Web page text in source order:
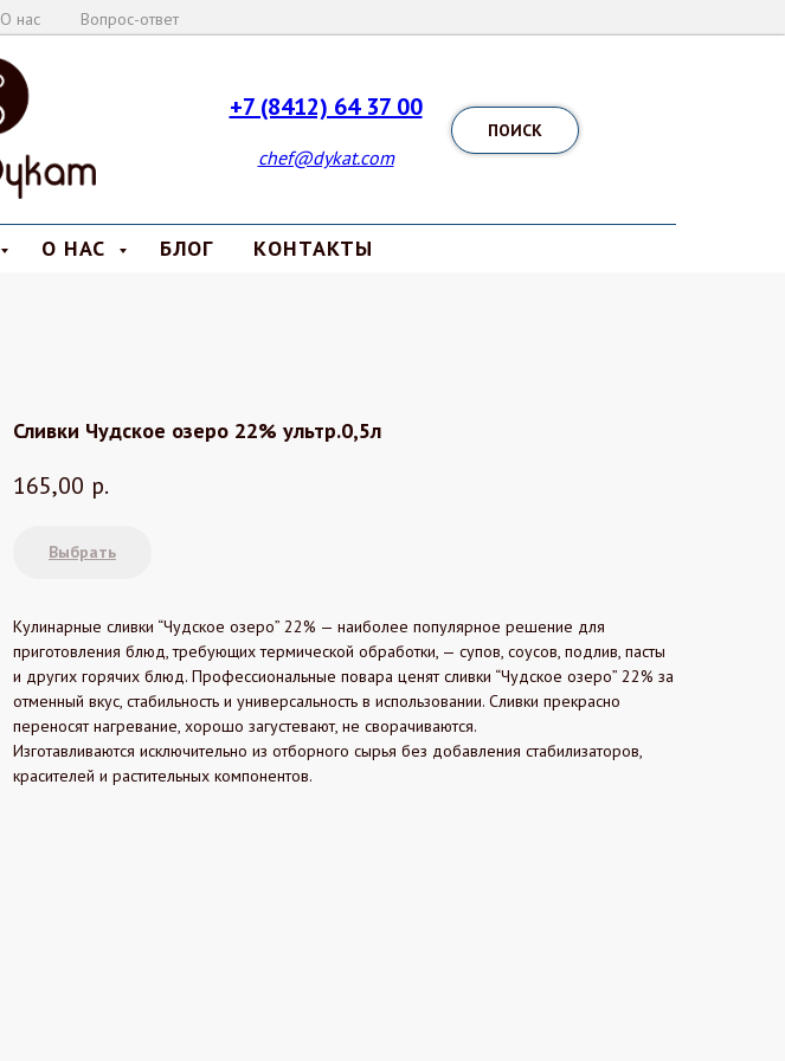
О нас Вопрос-ответ
+7 (8412) 64 37 00
chef@dykat.com
ПОИСК
О НАС БЛОГ КОНТАКТЫ
Сливки Чудское озеро 22% ультр.0,5л
165,00 р.
Выбрать
Кулинарные сливки “Чудское озеро” 22% — наиболее популярное решение для
приготовления блюд, требующих термической обработки, — супов, соусов, подлив, пасты
и других горячих блюд. Профессиональные повара ценят сливки “Чудское озеро” 22% за
отменный вкус, стабильность и универсальность в использовании. Сливки прекрасно
переносят нагревание, хорошо загустевают, не сворачиваются.
Изготавливаются исключительно из отборного сырья без добавления стабилизаторов,
красителей и растительных компонентов.